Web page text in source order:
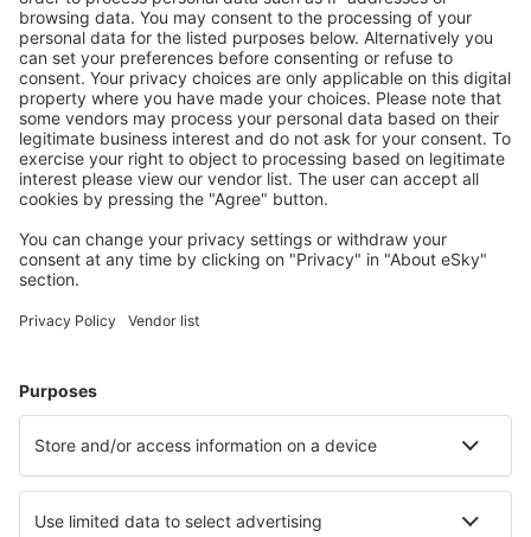
Bespaar meer
Reisaanbiedingen en speciale aanbiedingen voor
geregistreerde gebruikers.
Accommodaties die u bevallen
Kies uit meer dan 1,3 miljoen accommodaties: hotels,
jeugdherbergen, appartementen en meer.
gebruikers
Verblijf in Rome Verblijf in Florence Verblijf in Napels
Verblijf in Genua Verblijf in Riccione